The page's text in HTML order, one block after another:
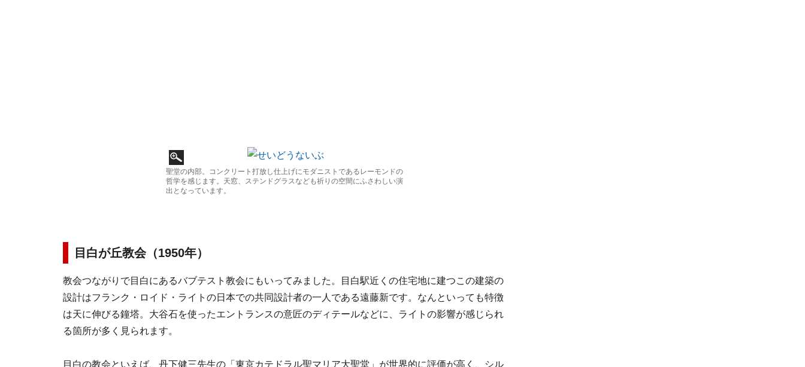
聖堂の内部。コンクリート打放し仕上げにモダニストであるレーモンドの
哲学を感じます。天窓、ステンドグラスなども祈りの空間にふさわしい演
出となっています。
目白が丘教会（1950年）
教会つながりで目白にあるバブテスト教会にもいってみました。目白駅近くの住宅地に建つこの建築の
設計はフランク・ロイド・ライトの日本での共同設計者の一人である遠藤新です。なんといっても特徴
は天に伸びる鐘塔。大谷石を使ったエントランスの意匠のディテールなどに、ライトの影響が感じられ
る箇所が多く見られます。
目白の教会といえば、丹下健三先生の「東京カテドラル聖マリア大聖堂」が世界的に評価が高く、シル